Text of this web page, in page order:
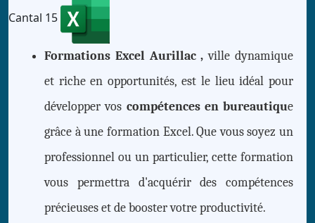
Cantal 15
Formations Excel Aurillac , ville dynamique
et riche en opportunités, est le lieu idéal pour
développer vos compétences en bureautique
grâce à une formation Excel. Que vous soyez un
professionnel ou un particulier, cette formation
vous permettra d'acquérir des compétences
précieuses et de booster votre productivité.